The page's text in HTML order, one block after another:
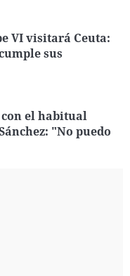
VI visitará Ceuta:
sus
el habitual
"No puedo